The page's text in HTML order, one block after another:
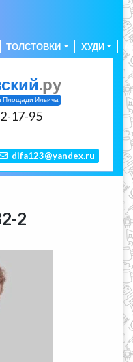
ТОЛСТОВКИ ХУДИ
.ру
Площади Ильича
17-95
difa123@yandex.ru
2